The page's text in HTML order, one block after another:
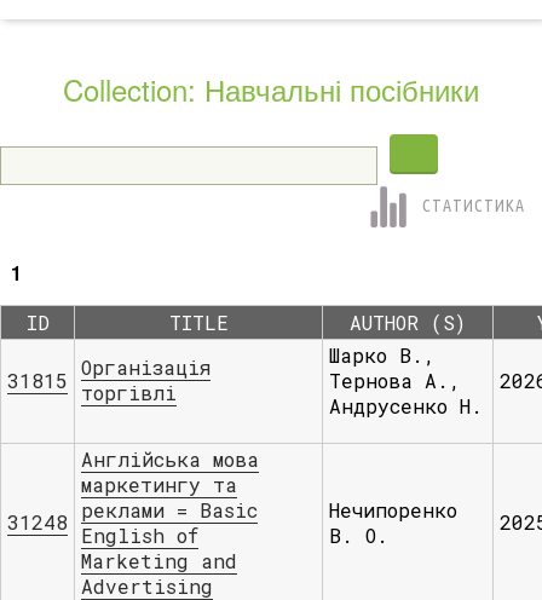
Collection: Навчальні посібники
СТАТИСТИКА
1
ID TITLE AUTHOR (S)
31815
Організація
торгівлі
Шарко В.,
Тернова А.,
Андрусенко Н.
31248
Англійська мова
маркетингу та
реклами = Basic
English of
Marketing and
Advertising
Нечипоренко
В. О.